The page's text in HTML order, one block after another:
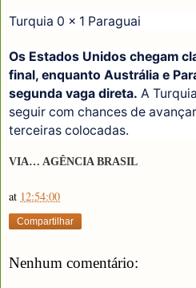
Turquia 0 x 1 Paraguai
Os Estados Unidos chegam
final, enquanto Austrália e
segunda vaga direta. A
seguir com chances de
terceiras colocadas.
VIA… AGÊNCIA BRASIL
at 12:54:00
Compartilhar
Nenhum comentário: